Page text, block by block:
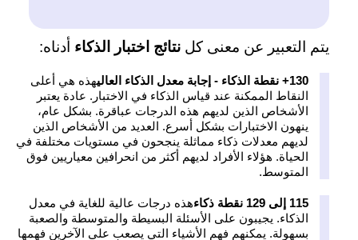
يتم التعبير عن معنى كلنتائج اختبار الذكاءأدناه:
130+ نقطة الذكاء - إجابة معدل الذكاء العالي
هذه هي أعلى
النقاط الممكنة عند قياس الذكاء في الاختبار. عادة يعتبر
الأشخاص الذين لديهم هذه الدرجات عباقرة. بشكل عام،
ينهون الاختبارات بشكل أسرع. العديد من الأشخاص الذين
لديهم معدلات ذكاء مماثلة ينجحون في مستويات مختلفة في
الحياة. هؤلاء الأفراد لديهم أكثر من انحرافين معياريين فوق
المتوسط.
115 إلى 129 نقطة ذكاء
هذه درجات عالية للغاية في معدل
الذكاء. يجيبون على الأسئلة البسيطة والمتوسطة والصعبة
بسهولة. يمكنهم فهم الأشياء التي يصعب على الآخرين فهمها